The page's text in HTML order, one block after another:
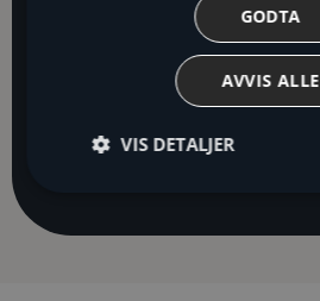
kostnadsoverslag
Energispareanslag
Gjennomgang
finansieringsmulighet
befaring
GODTA
AVVIS ALLE
VIS DETALJER